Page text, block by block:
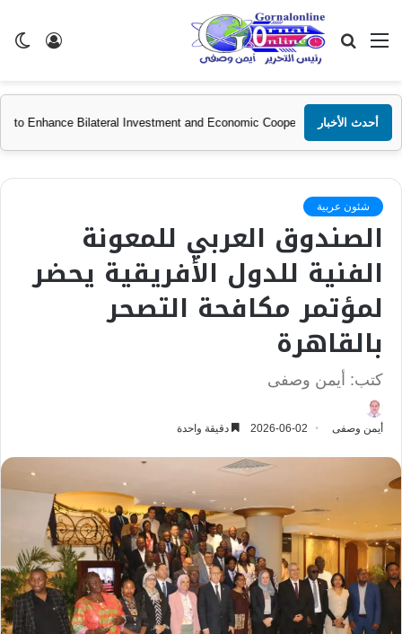
تسجيل
القائمة بحث
عن
أحدث الأخبار
and GAFI Discuss Ways to Enhance Bilateral Investment and Economic
شئون عربية
الصندوق العربي للمعونة
الفنية للدول الأفريقية يحضر
لمؤتمر مكافحة التصحر
بالقاهرة
كتب: أيمن وصفى
أيمن وصفى 2026-06-02 دقيقة واحدة